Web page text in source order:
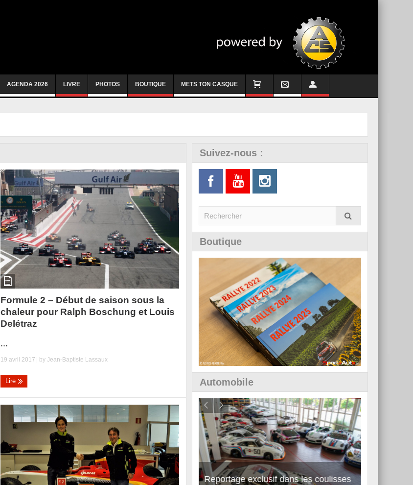
AGENDA 2026 LIVRE PHOTOS BOUTIQUE METS TON CASQUE
Formule 2 – Début de saison sous la
chaleur pour Ralph Boschung et Louis
Delétraz
...
19 avril 2017 | byJean-Baptiste Lassaux
Lire
Suivez-nous :
Boutique
Automobile
Reportage exclusif dans les coulisses
Découverte de la nouvelle Ferrari